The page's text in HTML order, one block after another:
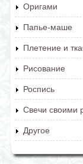
Оригами
Папье-маше
Плетение и
Рисование
Роспись
Свечи своими
Другое